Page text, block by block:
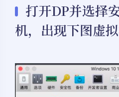
打开DP并选择
机，出现下图虚拟